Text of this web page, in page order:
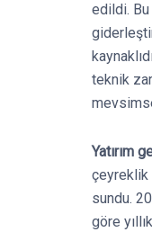
edildi.
teknik
Yatırım
çeyreklik
sundu.
göre